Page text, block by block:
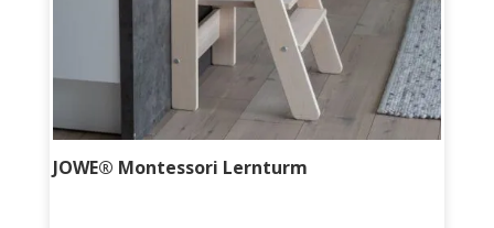
JOWE® Montessori Lernturm